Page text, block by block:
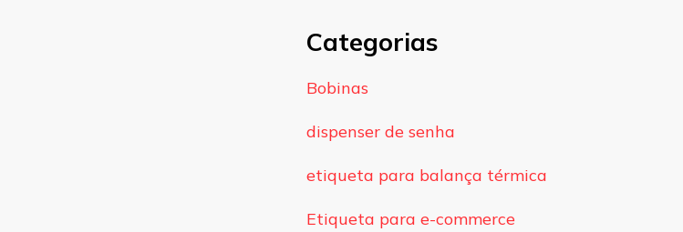
Categorias
Bobinas
dispenser de senha
etiqueta para balança térmica
Etiqueta para e-commerce